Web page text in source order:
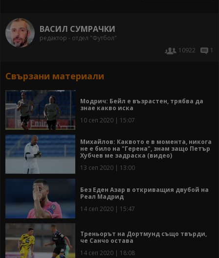
ВАСИЛ СУМРАЧКИ
редактор - отдел "Футбол"
10922
1
Свързани материали
Модрич: Бейл е възрастен, трябва да
знае какво иска
10 сеп 2020 | 15:07
Михайлов: Каквото е в момента, никога
не е било на "Герена", знам защо Петър
Хубчев ме задраска (видео)
13 сеп 2020 | 13:00
Без Еден Азар в откриващия двубой на
Реал Мадрид
14 сеп 2020 | 15:47
Треньорът на Дортмунд също твърди,
че Санчо остава
14 сеп 2020 | 18:08